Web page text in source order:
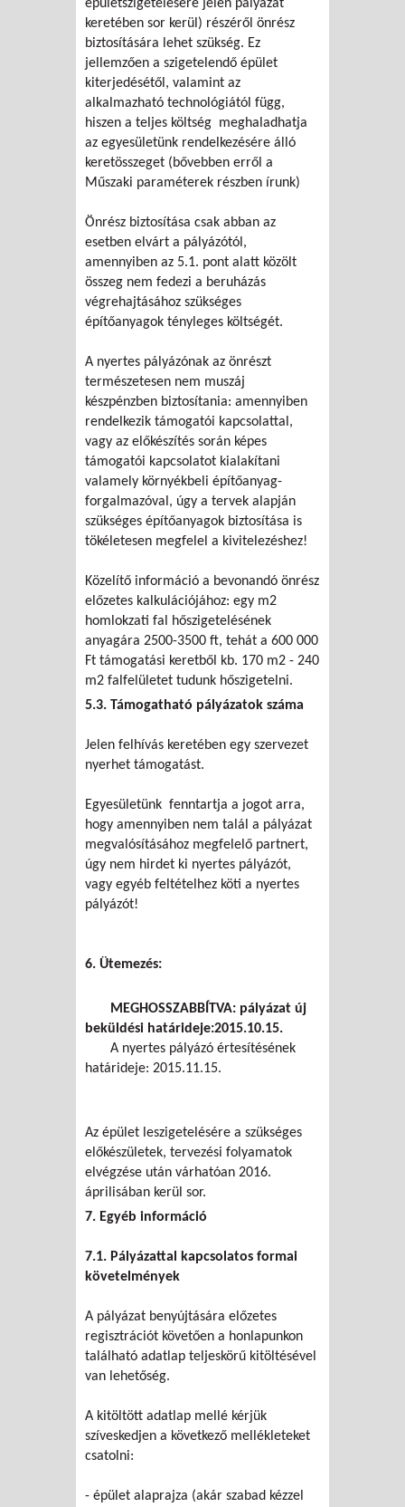
épületszigetelésére jelen pályázat
keretében sor kerül) részéről önrész
biztosítására lehet szükség. Ez
jellemzően a szigetelendő épület
kiterjedésétől, valamint az
alkalmazható technológiától függ,
hiszen a teljes költség meghaladhatja
az egyesületünk rendelkezésére álló
keretösszeget (bővebben erről a
Műszaki paraméterek részben írunk)
Önrész biztosítása csak abban az
esetben elvárt a pályázótól,
amennyiben az 5.1. pont alatt közölt
összeg nem fedezi a beruházás
végrehajtásához szükséges
építőanyagok tényleges költségét.
A nyertes pályázónak az önrészt
természetesen nem muszáj
készpénzben biztosítania: amennyiben
rendelkezik támogatói kapcsolattal,
vagy az előkészítés során képes
támogatói kapcsolatot kialakítani
valamely környékbeli építőanyag-
forgalmazóval, úgy a tervek alapján
szükséges építőanyagok biztosítása is
tökéletesen megfelel a kivitelezéshez!
Közelítő információ a bevonandó önrész
előzetes kalkulációjához: egy m2
homlokzati fal hőszigetelésének
anyagára 2500-3500 ft, tehát a 600 000
Ft támogatási keretből kb. 170 m2 - 240
m2 falfelületet tudunk hőszigetelni.
5.3. Támogatható pályázatok száma
Jelen felhívás keretében egy szervezet
nyerhet támogatást.
Egyesületünk fenntartja a jogot arra,
hogy amennyiben nem talál a pályázat
megvalósításához megfelelő partnert,
úgy nem hirdet ki nyertes pályázót,
vagy egyéb feltételhez köti a nyertes
pályázót!
6. Ütemezés:
MEGHOSSZABBÍTVA: pályázat új
beküldési határideje:2015.10.15.
A nyertes pályázó értesítésének
határideje: 2015.11.15.
Az épület leszigetelésére a szükséges
előkészületek, tervezési folyamatok
elvégzése után várhatóan 2016.
áprilisában kerül sor.
7. Egyéb információ
7.1. Pályázattal kapcsolatos formai
követelmények
A pályázat benyújtására előzetes
regisztrációt követően a honlapunkon
található adatlap teljeskörű kitöltésével
van lehetőség.
A kitöltött adatlap mellé kérjük
szíveskedjen a következő mellékleteket
csatolni:
- épület alaprajza (akár szabad kézzel